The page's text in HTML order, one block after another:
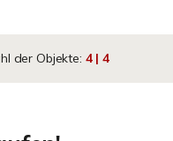
der Objekte: 4 | 4